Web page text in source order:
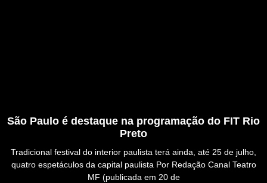
São Paulo é destaque na programação do FIT Rio
Preto
Tradicional festival do interior paulista terá ainda, até 25 de julho,
quatro espetáculos da capital paulista Por Redação Canal Teatro
MF (publicada em 20 de